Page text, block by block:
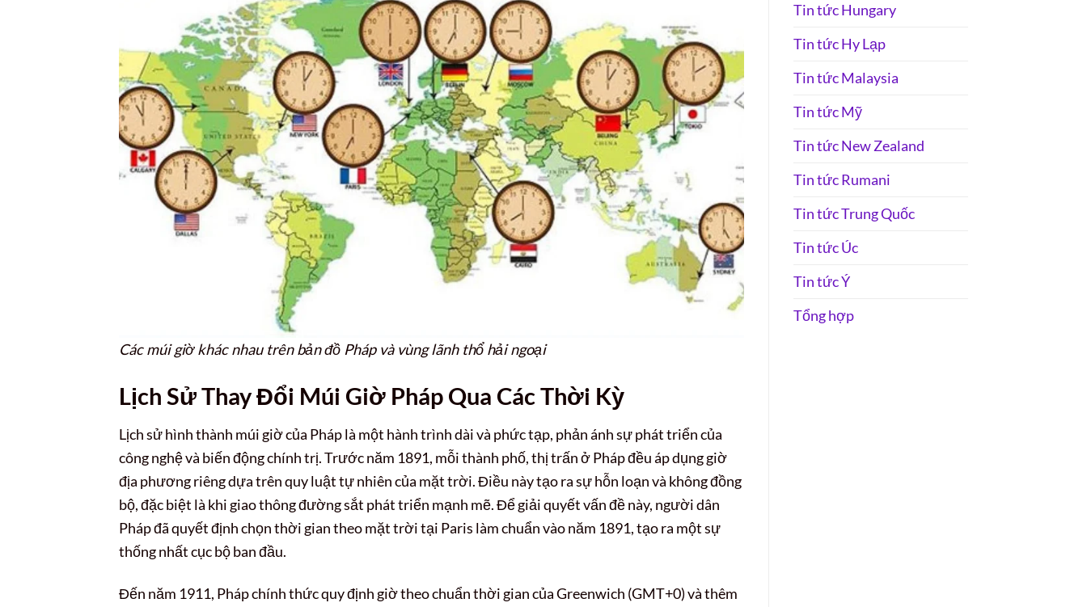
Các múi giờ khác nhau trên bản đồ Pháp và vùng lãnh thổ hải ngoại
Lịch Sử Thay Đổi Múi Giờ Pháp Qua Các Thời Kỳ
Lịch sử hình thành múi giờ của Pháp là một hành trình dài và phức tạp, phản ánh sự phát triển của
công nghệ và biến động chính trị. Trước năm 1891, mỗi thành phố, thị trấn ở Pháp đều áp dụng giờ
địa phương riêng dựa trên quy luật tự nhiên của mặt trời. Điều này tạo ra sự hỗn loạn và không đồng
bộ, đặc biệt là khi giao thông đường sắt phát triển mạnh mẽ. Để giải quyết vấn đề này, người dân
Pháp đã quyết định chọn thời gian theo mặt trời tại Paris làm chuẩn vào năm 1891, tạo ra một sự
thống nhất cục bộ ban đầu.
Đến năm 1911, Pháp chính thức quy định giờ theo chuẩn thời gian của Greenwich (GMT+0) và thêm
Tin tức Hungary
Tin tức Hy Lạp
Tin tức Malaysia
Tin tức Mỹ
Tin tức New Zealand
Tin tức Rumani
Tin tức Trung Quốc
Tin tức Úc
Tin tức Ý
Tổng hợp